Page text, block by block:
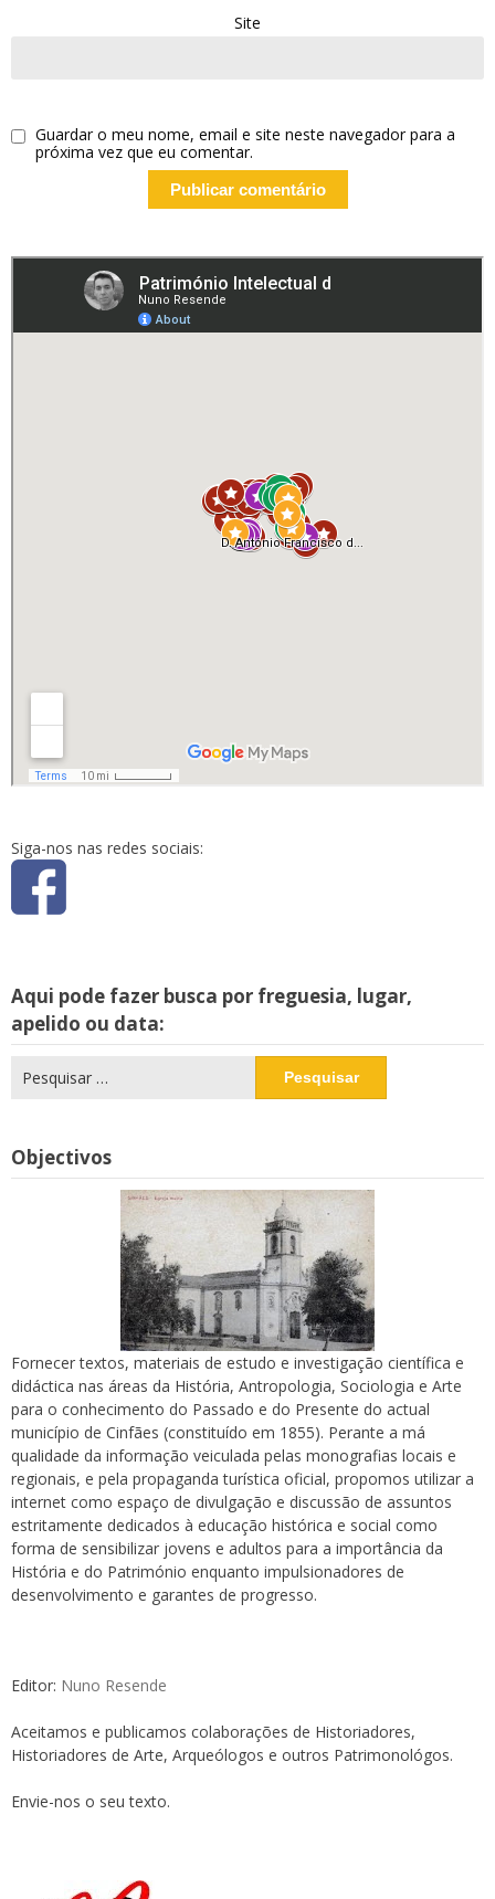
Site
Guardar o meu nome, email e site neste navegador para a
próxima vez que eu comentar.
Siga-nos nas redes sociais:
Aqui pode fazer busca por freguesia, lugar,
apelido ou data:
por:
Objectivos
Fornecer textos, materiais de estudo e investigação científica e
didáctica nas áreas da História, Antropologia, Sociologia e Arte
para o conhecimento do Passado e do Presente do actual
município de Cinfães (constituído em 1855). Perante a má
qualidade da informação veiculada pelas monografias locais e
regionais, e pela propaganda turística oficial, propomos utilizar a
internet como espaço de divulgação e discussão de assuntos
estritamente dedicados à educação histórica e social como
forma de sensibilizar jovens e adultos para a importância da
História e do Património enquanto impulsionadores de
desenvolvimento e garantes de progresso.
Editor: Nuno Resende
Aceitamos e publicamos colaborações de Historiadores,
Historiadores de Arte, Arqueólogos e outros Patrimonológos.
Envie-nos o seu texto.